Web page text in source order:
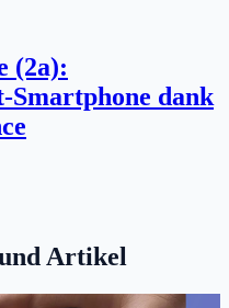
(2a):
Smartphone dank
Artikel